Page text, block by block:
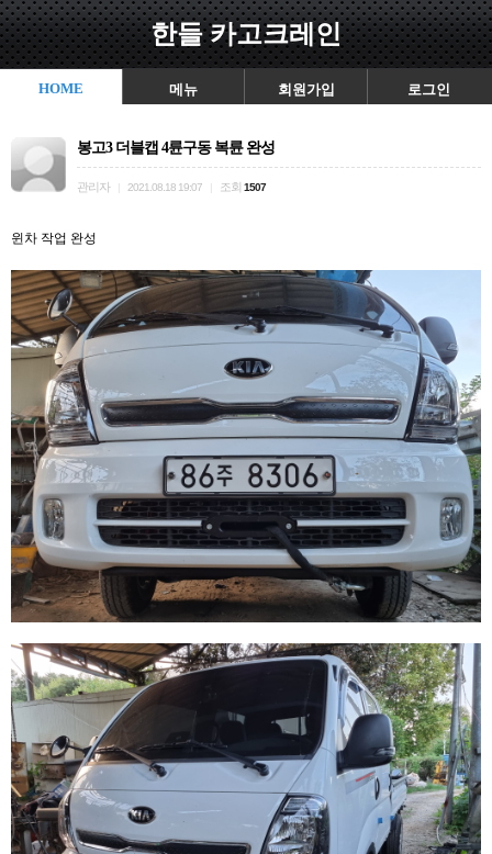
한들 카고크레인
HOME 메뉴 회원가입 로그인
봉고3 더블캡 4륜구동 복륜 완성
관리자 2021.08.18 19:07 조회 1507
윈차 작업 완성